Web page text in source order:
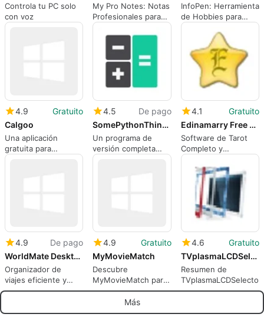
Controla tu PC solo
con voz
My Pro Notes: Notas
Profesionales para
tus Hobbies
InfoPen: Herramienta
de Hobbies para
Windows
4.9
Gratuito
Calgoo
Una aplicación
gratuita para
Windows,
4.5
De pago
SomePythonThings Calc 32bit
Un programa de
versión completa
para Windows,
4.1
Gratuito
Edinamarry Free Tarot Software
Software de Tarot
Completo y
Accesible
4.9
De pago
WorldMate Desktop Companion
Organizador de
viajes eficiente y
completo
4.9
Gratuito
MyMovieMatch
Descubre
MyMovieMatch para
Windows
4.6
Gratuito
TVplasmaLCDSelector
Resumen de
TVplasmaLCDSelector
Más